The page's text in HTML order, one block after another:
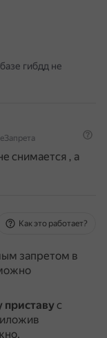
гибдд не
снимается , а
Как это работает?
запретом в
приставус